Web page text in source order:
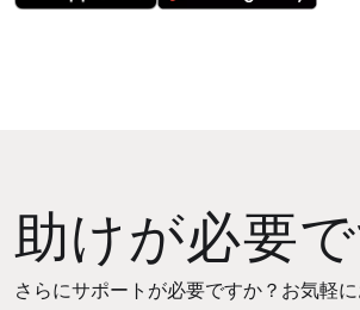
助けが必要
さらにサポートが必要ですか？お気軽